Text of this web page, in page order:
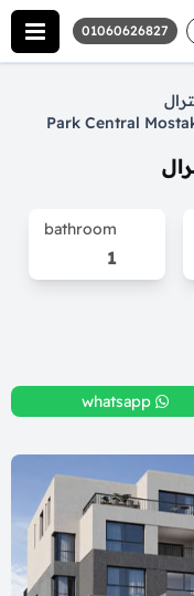
01060626827
bathroom
1
whatsapp